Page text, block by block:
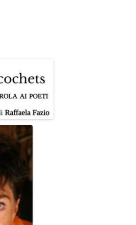
MARINO MAGLIANI
MONICA MAZZITELLI
RICCARDO FERRAZZI